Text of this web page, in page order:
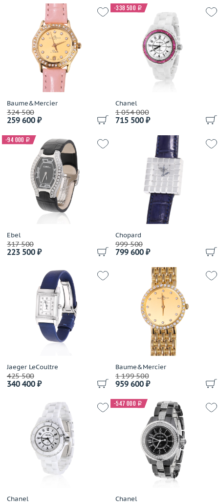
Baume&Mercier
324 500
259 600 ₽
Chanel
1 054 000
715 500 ₽
-338 500 i
Ebel
317 500
223 500 ₽
-94 000 i
Chopard
999 500
799 600 ₽
Jaeger LeCoultre
425 500
340 400 ₽
Baume&Mercier
1 199 500
959 600 ₽
Chanel Chanel
-547 000 i